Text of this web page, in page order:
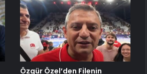
Özgür Özel’den Filenin